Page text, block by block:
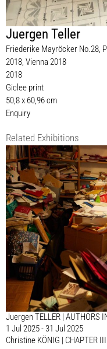
Juergen Teller
Friederike Mayröcker No.28,
2018, Vienna 2018
2018
Giclee print
50,8 x 60,96 cm
Enquiry
Related Exhibitions
Juergen TELLER | AUTHORS
1 Jul 2025 - 31 Jul 2025
Christine KÖNIG | CHAPTER